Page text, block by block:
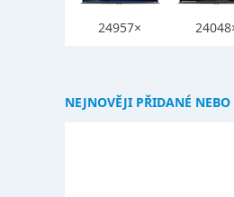
24957×
NEJNOVĚJI PŘIDANÉ